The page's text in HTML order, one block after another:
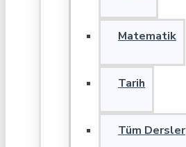
Matematik
Tarih
Tüm Dersler